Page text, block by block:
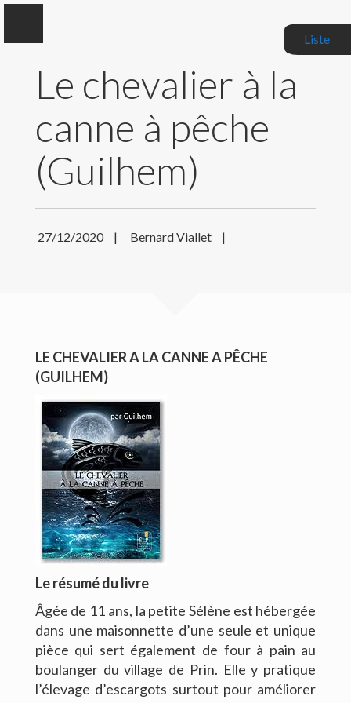
Bernard Viallet
Auteur, Critique littéraire, Correcteur de manuscrits
BIOGRAPHIE
CONTACT
Copyright © 2016. Bernard Viallet. Tous droits réservés.
Liste
Le chevalier à la
canne à pêche
(Guilhem)
27/12/2020 | Bernard Viallet |
LE CHEVALIER A LA CANNE A PÊCHE
(GUILHEM)
Le résumé du livre
Âgée de 11 ans, la petite Sélène est hébergée
dans une maisonnette d’une seule et unique
pièce qui sert également de four à pain au
boulanger du village de Prin. Elle y pratique
l’élevage d’escargots surtout pour améliorer